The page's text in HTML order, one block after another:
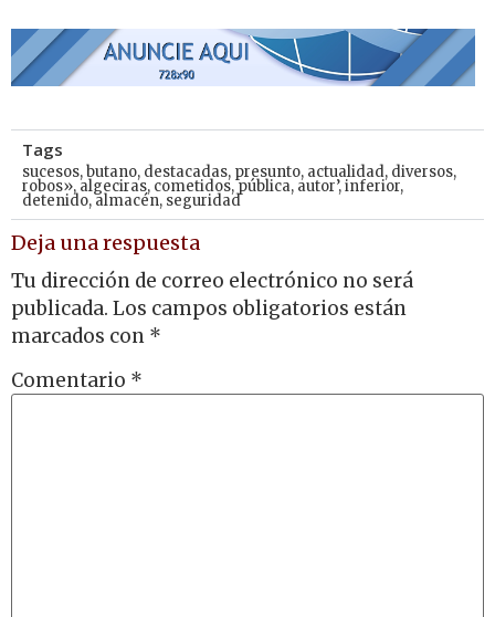
Tags
sucesos,butano, destacadas, presunto, actualidad, diversos,
robos», algeciras, cometidos,pública, autor’,inferior,
detenido,almacén, seguridad
Deja una respuesta
Tu dirección de correo electrónico no será
publicada. Los campos obligatorios están
marcados con *
Comentario *